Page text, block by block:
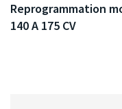
Reprogrammation
140 A 175 CV